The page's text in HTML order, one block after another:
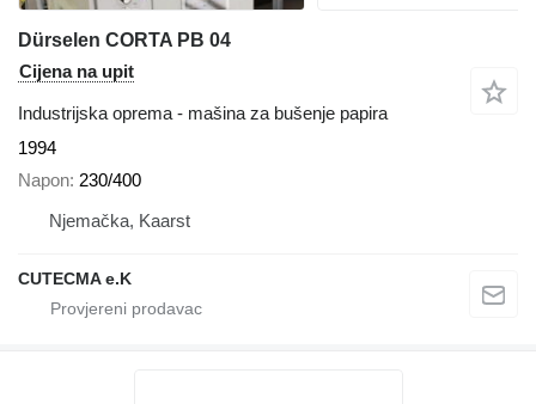
Dürselen CORTA PB 04
Cijena na upit
Industrijska oprema - mašina za bušenje papira
1994
Napon 230/400
Njemačka, Kaarst
CUTECMA e.K